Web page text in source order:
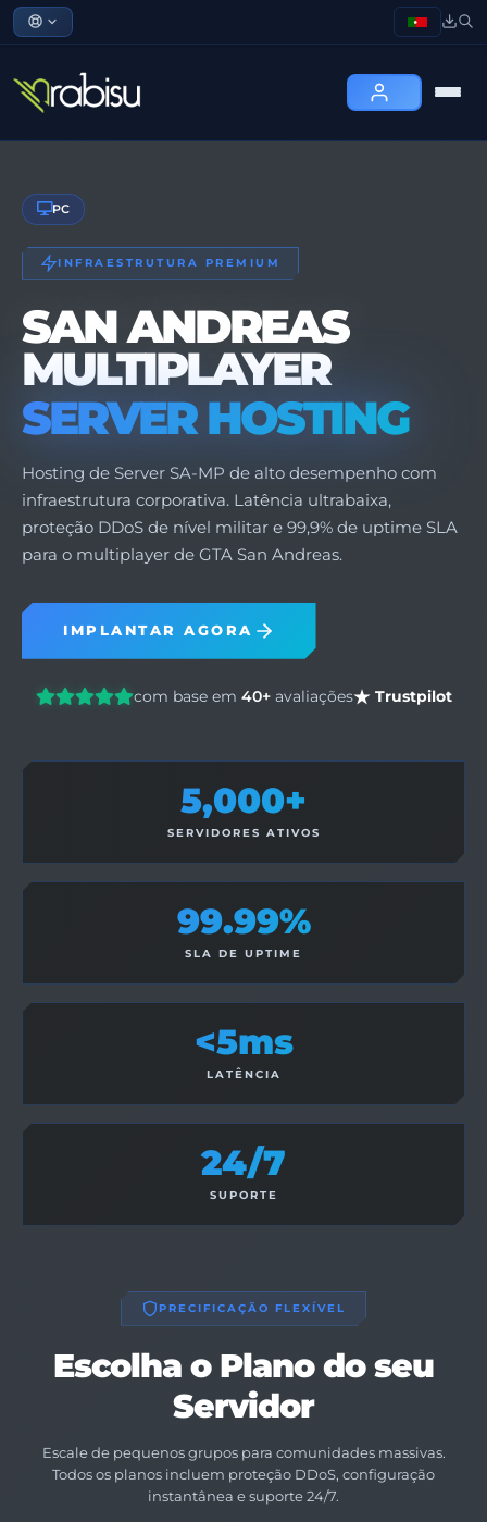
PC
INFRAESTRUTURA PREMIUM
SAN ANDREAS
MULTIPLAYER
SERVER HOSTING
Hosting de Server SA-MP de alto desempenho com
infraestrutura corporativa. Latência ultrabaixa,
proteção DDoS de nível militar e 99,9% de uptime SLA
para o multiplayer de GTA San Andreas.
IMPLANTAR AGORA
com base em 40+avaliações Trustpilot
5,000+
SERVIDORES ATIVOS
99.99%
SLA DE UPTIME
<5ms
LATÊNCIA
24/7
SUPORTE
PRECIFICAÇÃO FLEXÍVEL
Escolha o Plano do seu
Servidor
Escale de pequenos grupos para comunidades massivas.
Todos os planos incluem proteção DDoS, configuração
instantânea e suporte 24/7.